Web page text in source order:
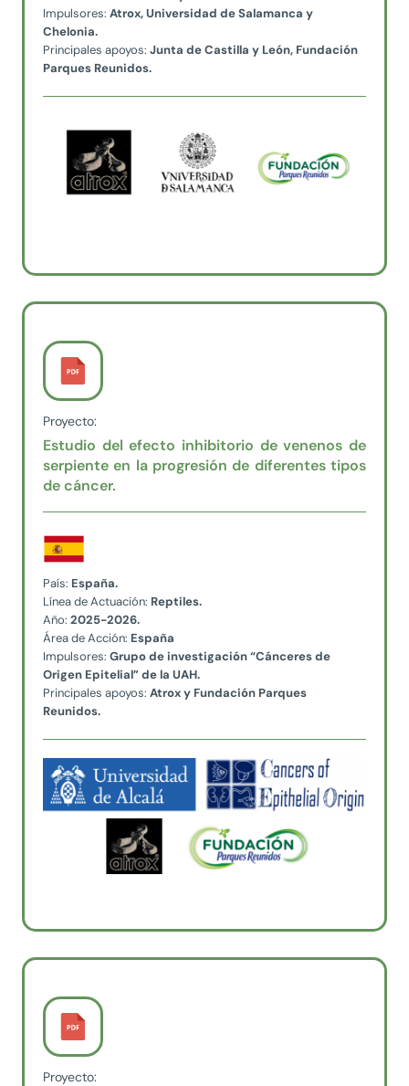
Impulsores: Atrox, Universidad de Salamanca y
Chelonia.
Principales apoyos: Junta de Castilla y León, Fundación
Parques Reunidos.
Proyecto:
Estudio del efecto inhibitorio de venenos de
serpiente en la progresión de diferentes tipos
de cáncer.
País: España.
Línea de Actuación: Reptiles.
Año: 2025-2026.
Área de Acción: España
Impulsores: Grupo de investigación “Cánceres de
Origen Epitelial” de la UAH.
Principales apoyos: Atrox y Fundación Parques
Reunidos.
Proyecto: